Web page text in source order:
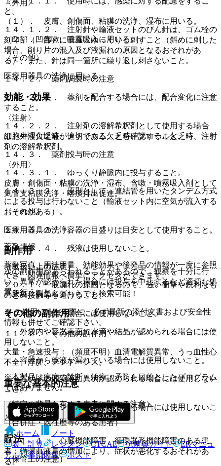
と。
１４．１．２． 注射針や輸液セットのびん針は、ゴム栓の
刻印部（凹部）に垂直にゆっくりと刺すこと（斜めに刺した
場合、削り片の混入及び液漏れの原因となるおそれがあ
る）、また、針は同一箇所に繰り返し刺さないこと。
１４．２． 薬剤調製時の注意
１４．２．１． 薬剤を配合する場合には、配合変化に注意
すること。
１４．２．２． 注射剤の溶解希釈剤として使用する場合
は、生理食塩液が適切であることを確認すること。
１４．３． 薬剤投与時の注意
１４．３．１． ゆっくり静脈内に投与すること。
１４．３．２． 原則として、連結管を用いたタンデム方式
による投与は行わないこと（輸液セット内に空気が流入する
おそれがある）。
１４．３．３． 容器の目盛りは目安として使用すること。
１４．３．４． 残液は使用しないこと。
（取扱い上の注意）
２０．１． 液漏れの原因となるので、強い衝撃や鋭利なも
のとの接触等を避けること。
２０．２． 次の場合には使用しないこと。
・ 外袋内や容器表面に水滴や結晶が認められる場合には使
用しないこと。
・ 容器から薬液が漏れている場合には使用しないこと。
・ 性状その他薬液に異状が認められる場合には使用しない
こと。
・ ゴム栓部のシールがはがれている場合には使用しないこ
と。
貯法
（保管上の注意）
〈外用〉
（１）． 皮膚、創傷面、粘膜の洗浄、湿布に用いる。
（２）． 含嗽、噴霧吸入に用いる。
〈その他〉
医療用器具の洗浄に用いる。
効能・効果
〈注射〉
細胞外液欠乏時、ナトリウム欠乏時、クロール欠乏時、注射
剤の溶解希釈剤。
〈外用〉
皮膚・創傷面・粘膜の洗浄・湿布、含嗽・噴霧吸入剤として
気管支粘膜洗浄・喀痰排出促進。
〈その他〉
医療用器具の洗浄。
副作用
次の副作用があらわれることがあるので、観察を十分に行
い、異常が認められた場合には投与を中止するなど適切な処
置を行うこと。
その他の副作用
１１．２． その他の副作用
大量・急速投与：（頻度不明）血清電解質異常、うっ血性心
不全、浮腫、アシドーシス。
重要な基本的注意
（特定の背景を有する患者に関する注意）
（合併症・既往歴等のある患者）
９．１．１． 心臓機能障害、循環器系機能障害のある患
者：循環血液量の増加により、症状が悪化するおそれがあ
る。
薬剤情報
薬剤写真、用法用量、効能効果や後発品の情報が一度に参照
でき、関連情報へ簡単にアクセスができます。
一般名、製品名どちらでも検索可能！
※ ご使用いただく際に、必ず最新の添付文書および安全性
情報も併せてご確認下さい。
※本製品は疾病の診断・治療・予防を目的としたプログラム
ではありません。
ホーム
ノート
表・計算
レジメン CTCAE 抗菌薬ガイド
ERマニュ
アル
薬剤情報 ポスト